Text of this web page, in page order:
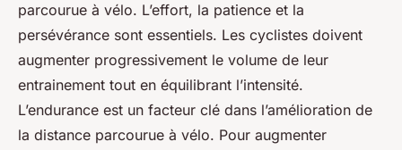
parcourue à vélo. L’effort, la patience et la
persévérance sont essentiels. Les cyclistes doivent
augmenter progressivement le volume de leur
entrainement tout en équilibrant l’intensité.
L’endurance est un facteur clé dans l’amélioration de
la distance parcourue à vélo. Pour augmenter